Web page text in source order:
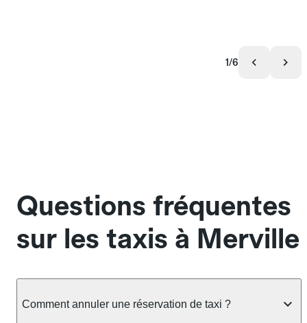
1/6
Questions fréquentes
sur les taxis à Merville
Comment annuler une réservation de taxi ?